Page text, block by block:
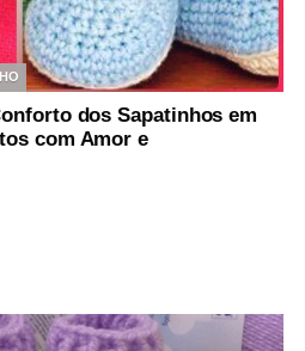
dos Sapatinhos em
com Amor e